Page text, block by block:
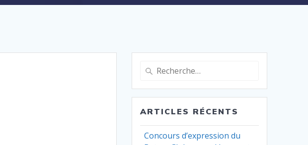
Recherche
:
ARTICLES RÉCENTS
Concours d’expression du